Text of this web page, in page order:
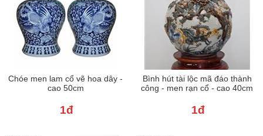
Chóe men lam cổ vẽ hoa dây -
cao 50cm
1đ
Bình hút tài lộc mã đáo thành
công - men rạn cổ - cao 40cm
1đ